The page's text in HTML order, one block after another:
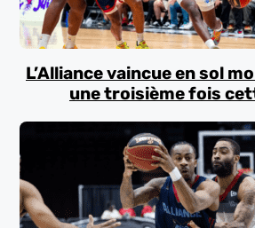
L’Alliance vaincue en sol
une troisième fois